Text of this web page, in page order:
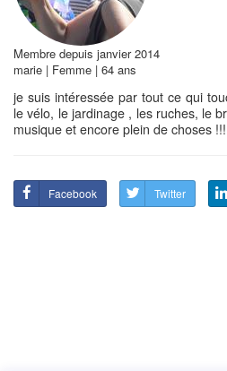
Membre depuis janvier 2014
marie | Femme | 64 ans
je suis intéressée par tout ce qui
le vélo, le jardinage , les ruches, le
musique et encore plein de choses !!!
Facebook Twitter